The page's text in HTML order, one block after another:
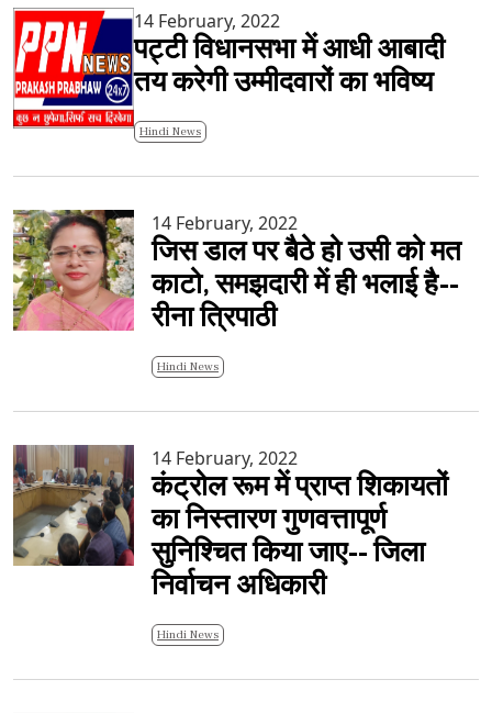
14 February, 2022
पट्टी विधानसभा में आधी आबादी
तय करेगी उम्मीदवारों का भविष्य
Hindi News
14 February, 2022
जिस डाल पर बैठे हो उसी को मत
काटो, समझदारी में ही भलाई है--
रीना त्रिपाठी
Hindi News
14 February, 2022
कंट्रोल रूम में प्राप्त शिकायतों
का निस्तारण गुणवत्तापूर्ण
सुनिश्चित किया जाए-- जिला
निर्वाचन अधिकारी
Hindi News